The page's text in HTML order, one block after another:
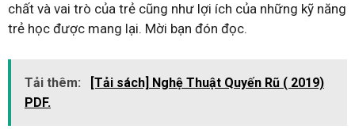
chất và vai trò của trẻ cũng như lợi ích của những kỹ năng
trẻ học được mang lại. Mời bạn đón đọc.
Tải thêm:
[Tải sách] Nghệ Thuật Quyến Rũ ( 2019)
PDF.